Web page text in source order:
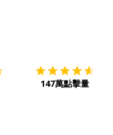
147萬點擊量